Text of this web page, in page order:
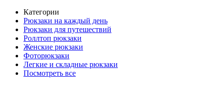
Категории
Рюкзаки на каждый день
Рюкзаки для путешествий
Роллтоп рюкзаки
Женские рюкзаки
Фоторюкзаки
Легкие и складные рюкзаки
Посмотреть все